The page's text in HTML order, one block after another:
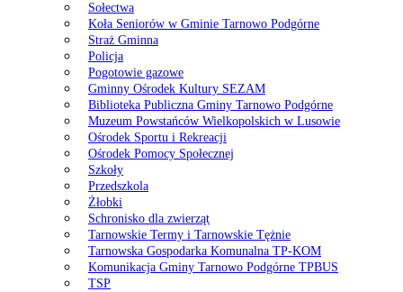
Sołectwa
Koła Seniorów w Gminie Tarnowo Podgórne
Straż Gminna
Policja
Pogotowie gazowe
Gminny Ośrodek Kultury SEZAM
Biblioteka Publiczna Gminy Tarnowo Podgórne
Muzeum Powstańców Wielkopolskich w Lusowie
Ośrodek Sportu i Rekreacji
Ośrodek Pomocy Społecznej
Szkoły
Przedszkola
Żłobki
Schronisko dla zwierząt
Tarnowskie Termy i Tarnowskie Tężnie
Tarnowska Gospodarka Komunalna TP-KOM
Komunikacja Gminy Tarnowo Podgórne TPBUS
TSP